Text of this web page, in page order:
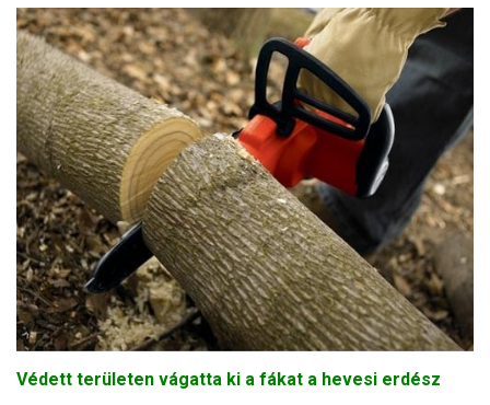
Védett területen vágatta ki a fákat a hevesi erdész